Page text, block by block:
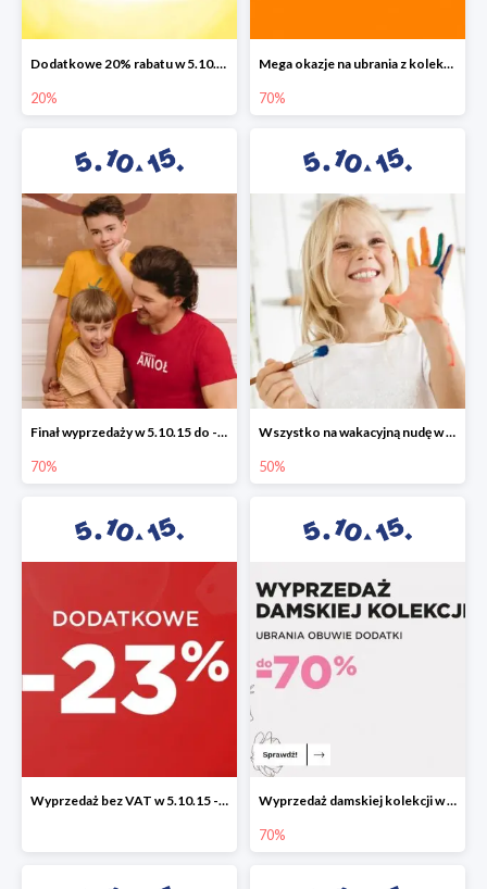
Dodatkowe 20% rabatu w 5.10.15
20%
Mega okazje na ubrania z kolekcji wiosna-lato do -70%
70%
Finał wyprzedaży w 5.10.15 do -70%
70%
Wszystko na wakacyjną nudę w 5.10.15 - gry i zabawki do -50%
50%
Wyprzedaż bez VAT w 5.10.15 - dodatkowe -23% rabatu Wyprzedaż damskiej kolekcji w 5.10.15 - ubrania, obuwie i dodatki do -70%
70%